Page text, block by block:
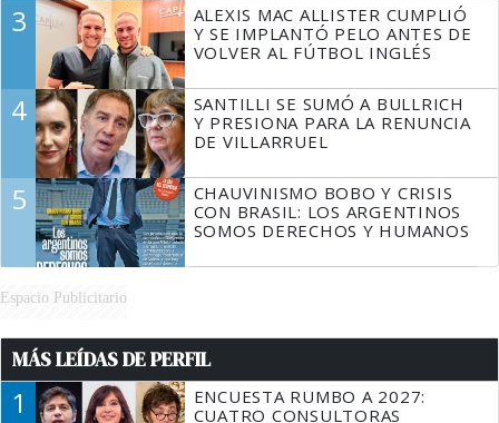
3
ALEXIS MAC ALLISTER CUMPLIÓ
Y SE IMPLANTÓ PELO ANTES DE
VOLVER AL FÚTBOL INGLÉS
4
SANTILLI SE SUMÓ A BULLRICH
Y PRESIONA PARA LA RENUNCIA
DE VILLARRUEL
5
CHAUVINISMO BOBO Y CRISIS
CON BRASIL: LOS ARGENTINOS
SOMOS DERECHOS Y HUMANOS
Espacio Publicitario
MÁS LEÍDAS DE PERFIL
1
ENCUESTA RUMBO A 2027:
CUATRO CONSULTORAS